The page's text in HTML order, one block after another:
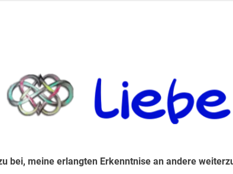
bei, meine erlangten Erkenntnise an andere